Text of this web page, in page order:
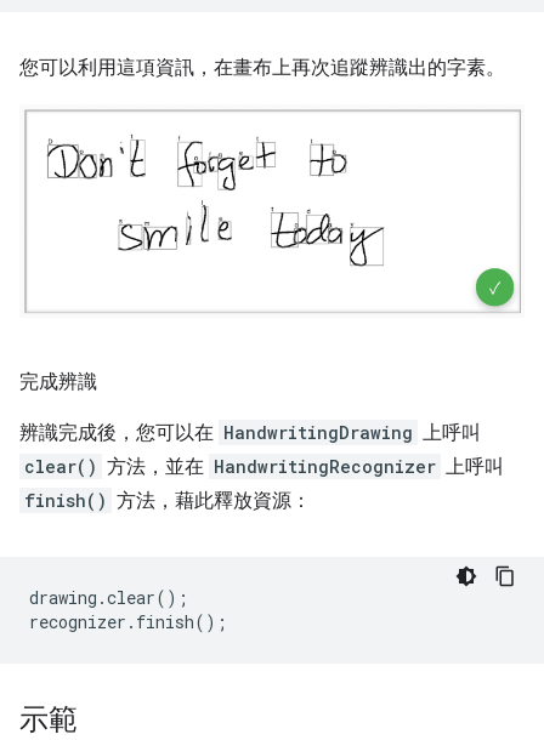
您可以利用這項資訊，在畫布上再次追蹤辨識出的字素。
完成辨識
辨識完成後，您可以在 HandwritingDrawing 上呼叫
clear() 方法，並在 HandwritingRecognizer 上呼叫
finish() 方法，藉此釋放資源：
drawing .clear();
recognizer . finish();
示範